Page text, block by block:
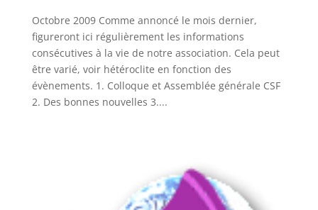
Octobre 2009 Comme annoncé le mois dernier,
figureront ici régulièrement les informations
consécutives à la vie de notre association. Cela peut
être varié, voir hétéroclite en fonction des
évènements. 1. Colloque et Assemblée générale CSF
2. Des bonnes nouvelles 3....